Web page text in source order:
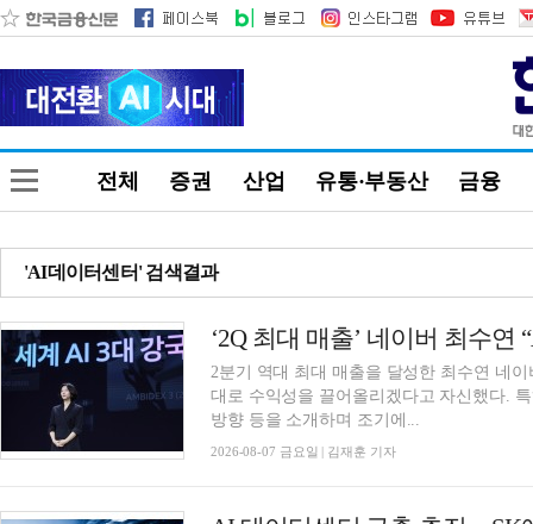
전체 증권 산업 유통·부동산 금융
'AI데이터센터' 검색결과
‘2Q 최대 매출’ 네이버 최수
2분기 역대 최대 매출을 달성한 최수연 네
대로 수익성을 끌어올리겠다고 자신했다.
방향 등을 소개하며 조기에...
2026-08-07 금요일 | 김재훈 기자